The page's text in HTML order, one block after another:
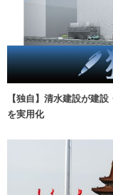
【独自】清水建設が建
を実用化